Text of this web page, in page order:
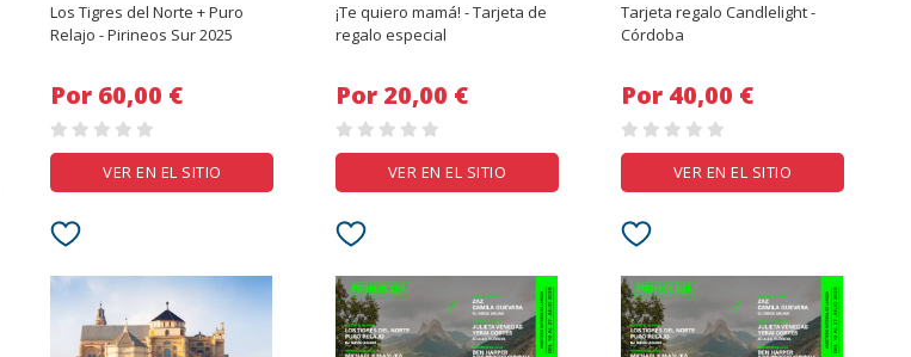
Los Tigres del Norte + Puro
Relajo - Pirineos Sur 2025
Por 60,00 €
VER EN EL SITIO
¡Te quiero mamá! - Tarjeta de
regalo especial
Por 20,00 €
VER EN EL SITIO
Tarjeta regalo Candlelight -
Córdoba
Por 40,00 €
VER EN EL SITIO